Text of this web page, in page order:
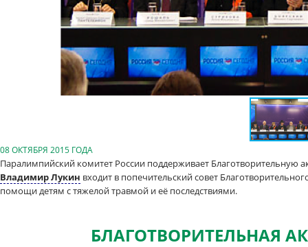
08 ОКТЯБРЯ 2015 ГОДА
Паралимпийский комитет России поддерживает Благотворительную
Владимир Лукин входит в попечительский совет
помощи детям с тяжелой травмой и её последствиями.
БЛАГОТВОРИТЕЛЬНАЯ